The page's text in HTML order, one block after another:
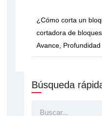
¿Cómo corta un
cortadora de
Avance, Profundidad
Búsqueda
Buscar